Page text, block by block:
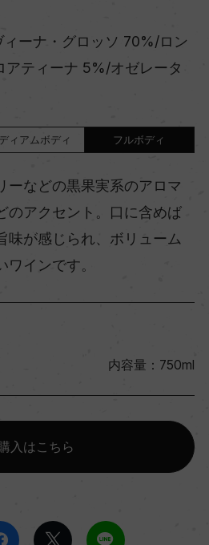
ィーナ・グロッソ 70%/ロン
ティーナ 5%/オゼレータ
ィアムボディ フルボディ
ーなどの黒果実系のアロマ
のアクセント。口に含めば
味が感じられ、ボリューム
インです。
内容量：750ml
入はこちら